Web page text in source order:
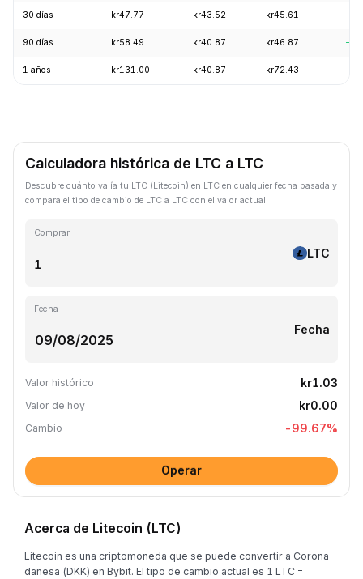
30 días kr47.77 kr43.52 kr45.61
90 días kr58.49 kr40.87 kr46.87
1 años kr131.00 kr40.87 kr72.43 -
Calculadora histórica de LTC a LTC
Descubre cuánto valía tu LTC (Litecoin) en LTC en cualquier fecha pasada y
compara el tipo de cambio de LTC a LTC con el valor actual.
Comprar
LTC
Fecha
Fecha
Valor histórico kr1.03
Valor de hoy kr0.00
Cambio -99.67%
Operar
Acerca de Litecoin (LTC)
Litecoin es una criptomoneda que se puede convertir a Corona
danesa (DKK) en Bybit. El tipo de cambio actual es 1 LTC =